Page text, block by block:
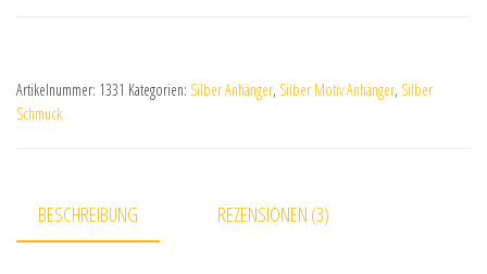
Artikelnummer: 1331 Kategorien: Silber Anhänger, Silber Motiv Anhänger, Silber
Schmuck
BESCHREIBUNG REZENSIONEN (3)